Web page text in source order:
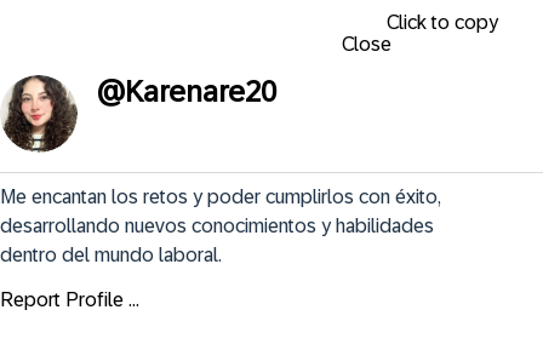
Click to copy
Close
@Karenare20
Me encantan los retos y poder cumplirlos con éxito,
desarrollando nuevos conocimientos y habilidades
dentro del mundo laboral.
Report Profile ...